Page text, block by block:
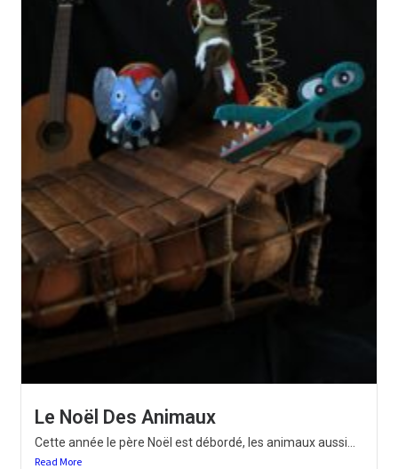
Le Noël Des Animaux
Cette année le père Noël est débordé, les animaux aussi...
Read More